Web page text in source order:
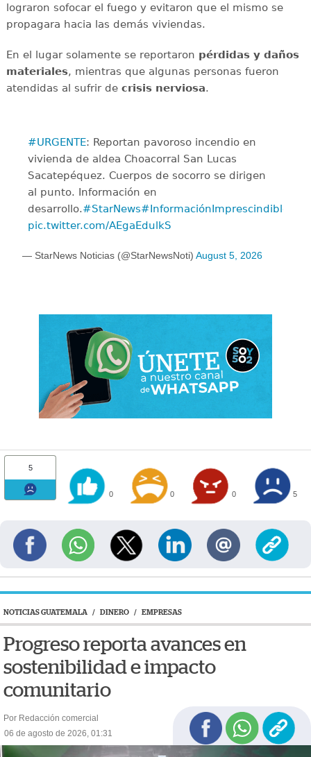
lograron sofocar el fuego y evitaron que el mismo se
propagara hacia las demás viviendas.
En el lugar solamente se reportaron pérdidas y daños
materiales, mientras que algunas personas fueron
atendidas al sufrir de crisis nerviosa.
#URGENTE: Reportan pavoroso incendio en
vivienda de aldea Choacorral San Lucas
Sacatepéquez. Cuerpos de socorro se dirigen
al punto. Información en
desarrollo.#StarNews#InformaciónImprescindible
pic.twitter.com/AEgaEdulkS
— StarNews Noticias (@StarNewsNoti) August 5, 2026
5
0 0 0 5
NOTICIAS GUATEMALA / DINERO / EMPRESAS
Progreso reporta avances en
sostenibilidad e impacto
comunitario
Por Redacción comercial
06 de agosto de 2026, 01:31